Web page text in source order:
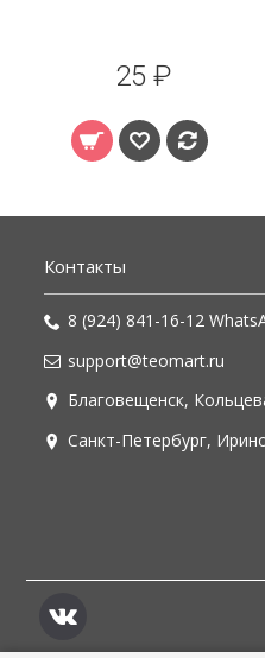
25 ₽
Контакты
8 (924) 841-16-12
support@teomart.ru
Благовещенск,
Санкт-Петербург,